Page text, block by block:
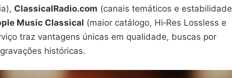
ClassicalRadio.com (canais temáticos e estabilidade
Music Classical (maior catálogo, Hi‑Res Lossless e
traz vantagens únicas em qualidade, buscas por
históricas.